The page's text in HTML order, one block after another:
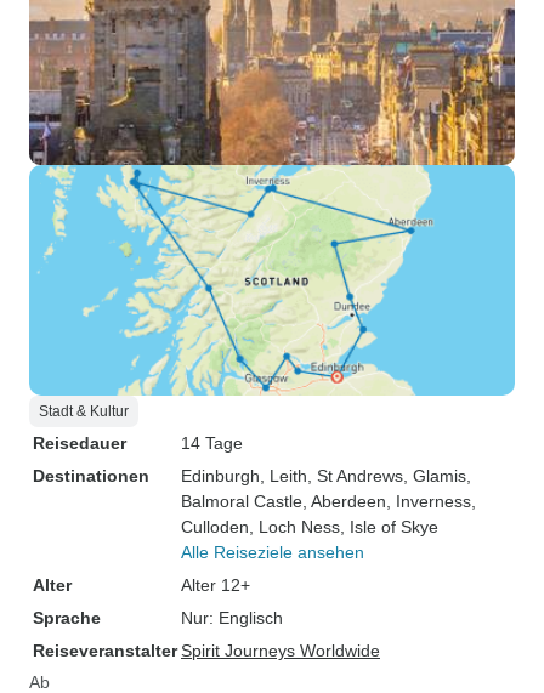
Stadt & Kultur
Reisedauer
14 Tage
Destinationen
Edinburgh , Leith , St Andrews , Glamis
Balmoral Castle , Aberdeen , Inverness
Culloden , Loch Ness , Isle of Skye
Alle Reiseziele ansehen
Alter
Alter 12+
Sprache
Nur: Englisch
ReiseveranstalterSpirit Journeys Worldwide
Ab